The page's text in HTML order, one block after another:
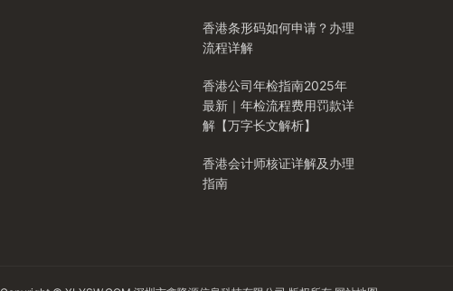
香港条形码如何申请？办理
流程详解
香港公司年检指南2025年
最新｜年检流程费用罚款详
解【万字长文解析】
香港会计师核证详解及办理
指南